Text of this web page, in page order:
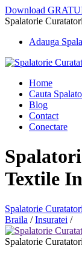
Download
Spalatorie
Adauga
Home
Cauta
Blog
Contact
Conectare
Textile
Spalatorie
Braila /Insuratei /
Spalatorie